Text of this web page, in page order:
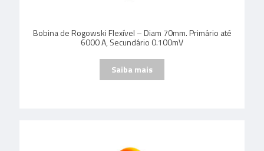
Bobina de Rogowski Flexível – Diam 70mm. Primário até
6000 A, Secundário 0.100mV